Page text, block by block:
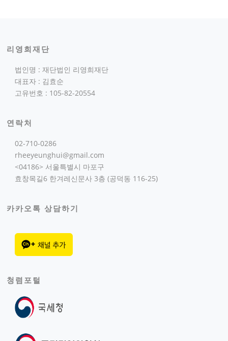
리영희재단
법인명 : 재단법인 리영희재단
대표자 : 김효순
고유번호 : 105-82-20554
연락처
02-710-0286
rheeyeunghui@gmail.com
<04186> 서울특별시 마포구
효창목길6 한겨레신문사 3층 (공덕동 116-25)
카카오톡 상담하기
청렴포털